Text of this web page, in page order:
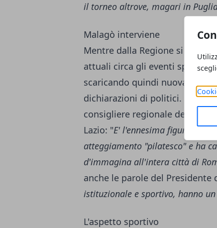
il torneo altrove, magari in
Malagò interviene
Mentre dalla Regione si
attuali circa gli eventi sportivi
scaricando quindi nuovamente
dichiarazioni di politici. Come
consigliere regionale della
Lazio: "E' l'ennesima figuraccia
atteggiamento "pilatesco" e ha
d'immagina all'intera città di
anche le parole del Presidente
istituzionale e sportivo, hanno
L'aspetto sportivo